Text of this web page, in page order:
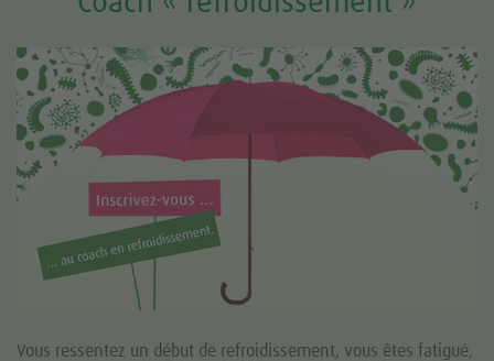
Vous ressentez un début de refroidissement, vous êtes fatigué,